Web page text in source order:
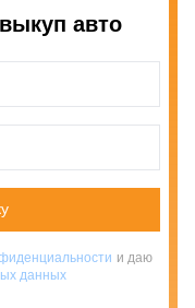
авто
и даю
данных